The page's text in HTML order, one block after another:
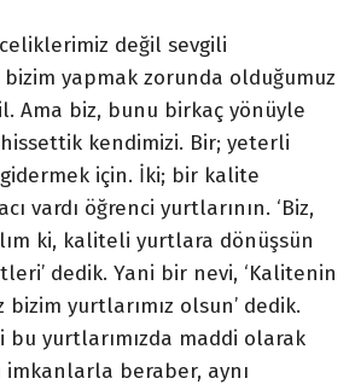
değil sevgili
yapmak zorunda olduğumuz
Ama biz, bunu birkaç yönüyle
kendimizi. Bir; yeterli
için. İki; bir kalite
vardı öğrenci yurtlarının. ‘Biz,
ki, kaliteli yurtlara dönüşsün
dedik. Yani bir nevi, ‘Kalitenin
yurtlarımız olsun’ dedik.
bu yurtlarımızda maddi olarak
imkanlarla beraber, aynı